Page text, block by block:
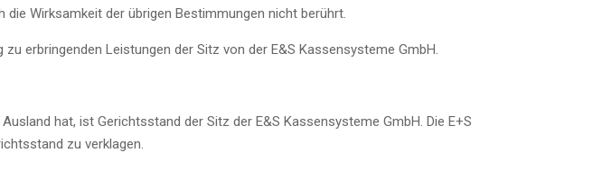
Wirksamkeit der übrigen Bestimmungen nicht berührt.
erbringenden Leistungen der Sitz von der E&S Kassensysteme GmbH.
hat, ist Gerichtsstand der Sitz der E&S Kassensysteme GmbH. Die E+S
zu verklagen.